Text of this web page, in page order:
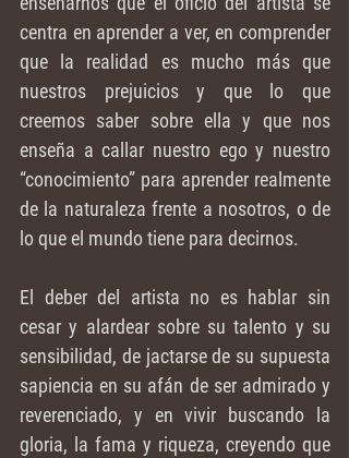
centra en aprender a ver, en comprender
que la realidad es mucho más que
nuestros prejuicios y que lo que
creemos saber sobre ella y que nos
enseña a callar nuestro ego y nuestro
“conocimiento” para aprender realmente
de la naturaleza frente a nosotros, o de
lo que el mundo tiene para decirnos.
El deber del artista no es hablar sin
cesar y alardear sobre su talento y su
sensibilidad, de jactarse de su supuesta
sapiencia en su afán de ser admirado y
reverenciado, y en vivir buscando la
gloria, la fama y riqueza, creyendo que